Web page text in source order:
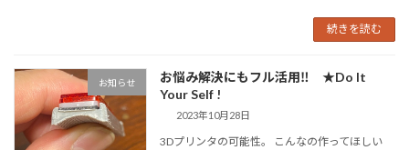
続きを読む
お知らせ
お悩み解決にもフル活用‼ ★Do It
Your Self !
2023年10月28日
3Dプリンタの可能性。 こんなの作ってほしい